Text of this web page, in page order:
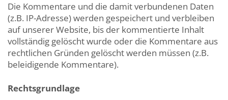
Die Kommentare und die damit verbundenen Daten
(z.B. IP-Adresse) werden gespeichert und verbleiben
auf unserer Website, bis der kommentierte Inhalt
vollständig gelöscht wurde oder die Kommentare aus
rechtlichen Gründen gelöscht werden müssen (z.B.
beleidigende Kommentare).
Rechtsgrundlage